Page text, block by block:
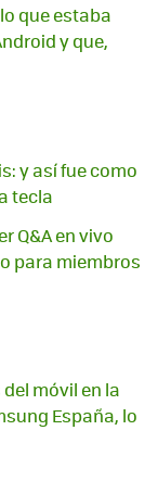
que estaba
y que,
y así fue como
tecla
Q&A en vivo
para miembros
móvil en la
España, lo